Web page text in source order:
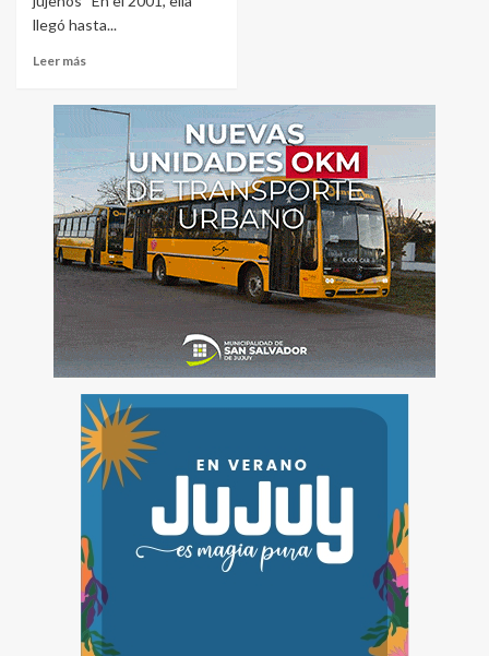
llegó hasta...
Leer más